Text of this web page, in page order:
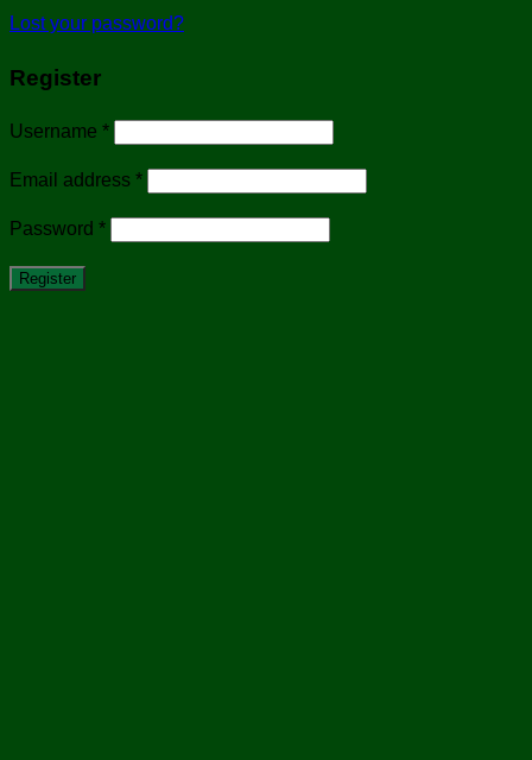
Lost your password?
Register
Username *
Email address *
Password *
Register